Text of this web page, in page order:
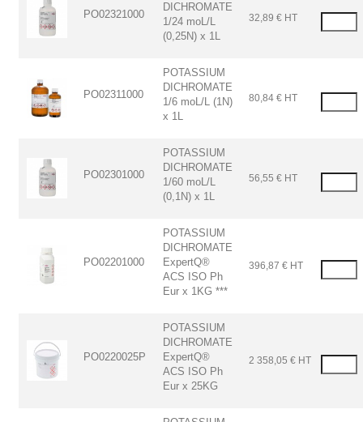
PO02321000
DICHROMATE
1/24 moL/L
(0,25N) x 1L
32,89 € HT
PO02311000
POTASSIUM
DICHROMATE
1/6 moL/L (1N)
x 1L
80,84 € HT
PO02301000
POTASSIUM
DICHROMATE
1/60 moL/L
(0,1N) x 1L
56,55 € HT
PO02201000
POTASSIUM
DICHROMATE
ExpertQ®
ACS ISO Ph
Eur x 1KG ***
396,87 € HT
PO0220025P
POTASSIUM
DICHROMATE
ExpertQ®
ACS ISO Ph
Eur x 25KG
2 358,05 € HT